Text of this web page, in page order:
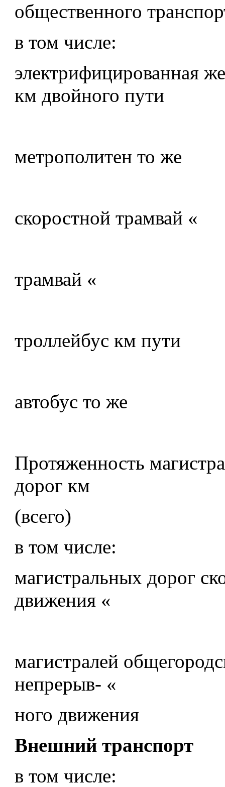
общественного
в том числе:
электрифицированная
км двойного пути
метрополитен то же
скоростной трамвай «
трамвай «
троллейбус км пути
автобус то же
Протяженность
дорог км
(всего)
в том числе:
магистральных дорог
движения «
магистралей
непрерыв- «
ного движения
Внешний транспорт
в том числе: